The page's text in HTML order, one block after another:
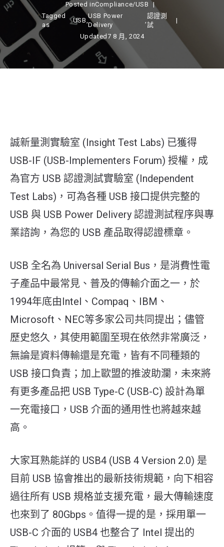
Posted inCompliance/USB
Tagged
as
USB,
USB Power
Delivery
,
認證測
試
Updated 7 8 月, 2024
誠新量測實驗室 (Insight Test Labs) 已獲得
USB-IF (USB-Implementers Forum) 授權，成
為官方 USB 認證測試實驗室 (Independent
Test Labs)，可為各種 USB 接口提供完整的
USB 與 USB Power Delivery 認證測試程序與專
業諮詢，為您的 USB 產品取得認證標章。
USB 全名為 Universal Serial Bus，是消費性電
子產品中最常見、普及的傳輸介面之一，於
1994年底由Intel、Compaq、IBM、
Microsoft、NEC等多家公司共同提出；儘管
歷史悠久，其使用範圍至現在依然非常廣泛，
無論是資料傳輸還是充電，皆有不同種類的
USB 接口負責；加上歐盟的推波助瀾，未來將
有更多產品把 USB Type-C (USB-C) 設計為單
一充電接口，USB 介面的通用性也將越來越
高。
大家耳熟能詳的 USB4 (USB 4 Version 2.0) 是
目前 USB 協會推出的最新技術規範，向下相容
過往所有 USB 規格並支援充電，最大傳輸速度
也來到了 80Gbps。值得一提的是，採用單一
USB-C 介面的 USB4 也整合了 Intel 提出的